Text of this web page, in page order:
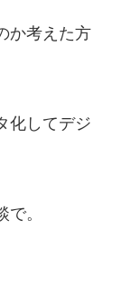
か考えた方
化してデジ
。